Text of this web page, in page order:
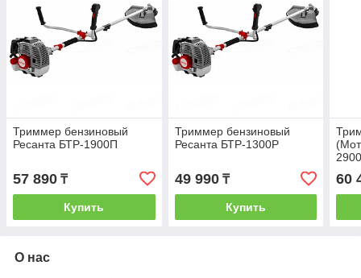
Триммер бензиновый
Ресанта БТР-1900П
57 890 ₸
Купить
Триммер бензиновый
Ресанта БТР-1300Р
49 990₸
Купить
60
О нас